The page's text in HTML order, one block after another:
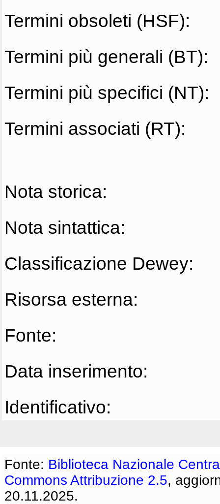
Termini obsoleti (HSF):
Termini più generali (BT):
Termini più specifici (NT):
Termini associati (RT):
Nota storica:
Nota sintattica:
Classificazione Dewey:
Risorsa esterna:
Fonte:
Data inserimento:
Identificativo:
Fonte: Biblioteca Nazionale
Commons Attribuzione 2.5,
20.11.2025.